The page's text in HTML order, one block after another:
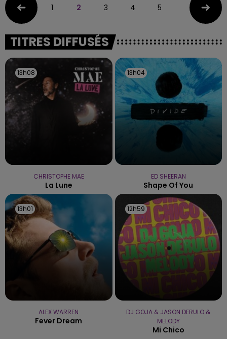
1 2 3 4 5
TITRES DIFFUSÉS
13h08
13h08
CHRISTOPHE MAE
La Lune
13h04
13h04
ED SHEERAN
Shape Of You
13h01
13h01
ALEX WARREN
Fever Dream
12h59
12h59
DJ GOJA & JASON DERULO &
MELODY
Mi Chico